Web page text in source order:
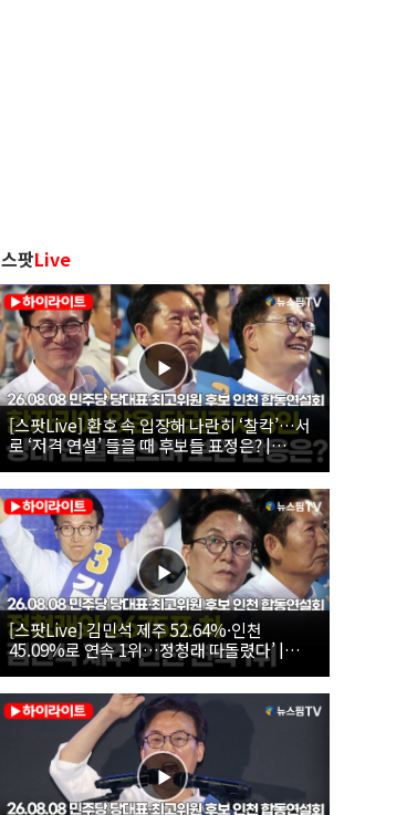
스팟Live
[스팟Live] 환호 속 입장해 나란히 ‘찰칵’…서
로 ‘저격 연설’ 들을 때 후보들 표정은? |
26.08.08 더불어민주당 당대표·최고위원 후
보 인천 합동연설회
[스팟Live] 김민석 제주 52.64%·인천
45.09%로 연속 1위…정청래 따돌렸다’ |
26.08.08 더불어민주당 당대표·최고위원 후
보 인천 합동연설회